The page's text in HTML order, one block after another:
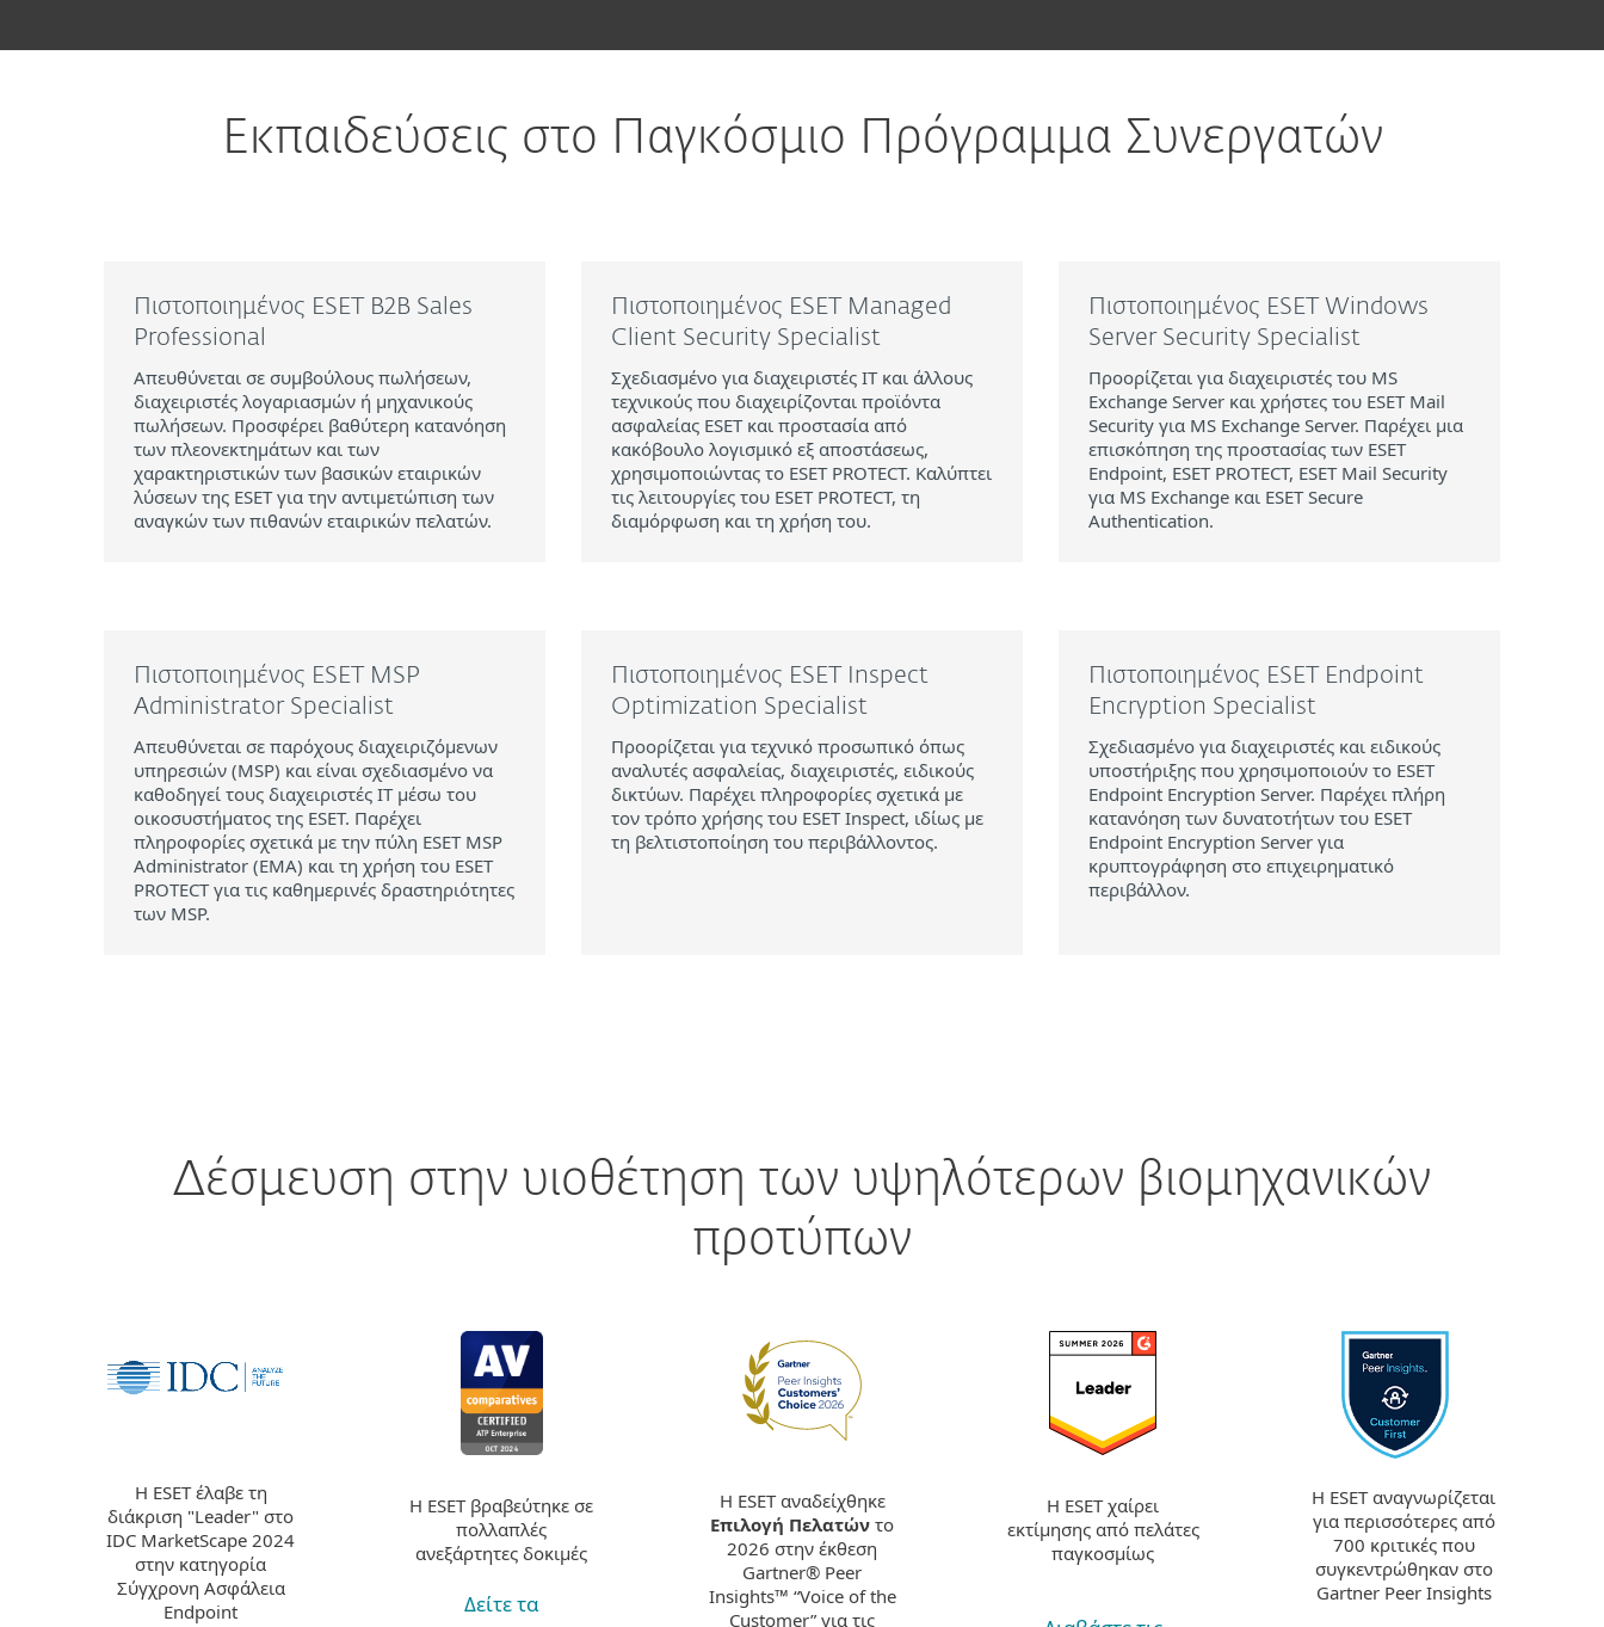
Εκπαιδεύσεις στο Παγκόσμιο Πρόγραμμα Συνεργατών
Πιστοποιημένος ESET B2B Sales
Professional
Απευθύνεται σε συμβούλους πωλήσεων,
διαχειριστές λογαριασμών ή μηχανικούς
πωλήσεων. Προσφέρει βαθύτερη κατανόηση
των πλεονεκτημάτων και των
χαρακτηριστικών των βασικών εταιρικών
λύσεων της ESET για την αντιμετώπιση των
αναγκών των πιθανών εταιρικών πελατών.
Πιστοποιημένος ESET Managed
Client Security Specialist
Σχεδιασμένο για διαχειριστές IT και άλλους
τεχνικούς που διαχειρίζονται προϊόντα
ασφαλείας ESET και προστασία από
κακόβουλο λογισμικό εξ αποστάσεως,
χρησιμοποιώντας το ESET PROTECT. Καλύπτει
τις λειτουργίες του ESET PROTECT, τη
διαμόρφωση και τη χρήση του.
Πιστοποιημένος ESET Windows
Server Security Specialist
Προορίζεται για διαχειριστές του MS
Exchange Server και χρήστες του ESET Mail
Security για MS Exchange Server. Παρέχει μια
επισκόπηση της προστασίας των ESET
Endpoint, ESET PROTECT, ESET Mail Security
για MS Exchange και ESET Secure
Authentication.
Πιστοποιημένος ESET MSP
Administrator Specialist
Απευθύνεται σε παρόχους διαχειριζόμενων
υπηρεσιών (MSP) και είναι σχεδιασμένο να
καθοδηγεί τους διαχειριστές IT μέσω του
οικοσυστήματος της ESET. Παρέχει
πληροφορίες σχετικά με την πύλη ESET MSP
Administrator (EMA) και τη χρήση του ESET
PROTECT για τις καθημερινές δραστηριότητες
των MSP.
Πιστοποιημένος ESET Inspect
Optimization Specialist
Προορίζεται για τεχνικό προσωπικό όπως
αναλυτές ασφαλείας, διαχειριστές, ειδικούς
δικτύων. Παρέχει πληροφορίες σχετικά με
τον τρόπο χρήσης του ESET Inspect, ιδίως με
τη βελτιστοποίηση του περιβάλλοντος.
Πιστοποιημένος ESET Endpoint
Encryption Specialist
Σχεδιασμένο για διαχειριστές και ειδικούς
υποστήριξης που χρησιμοποιούν το ESET
Endpoint Encryption Server. Παρέχει πλήρη
κατανόηση των δυνατοτήτων του ESET
Endpoint Encryption Server για
κρυπτογράφηση στο επιχειρηματικό
περιβάλλον.
Δέσμευση στην υιοθέτηση των υψηλότερων βιομηχανικών
προτύπων
Η ESET έλαβε τη
διάκριση "Leader" στο
IDC MarketScape 2024
στην κατηγορία
Σύγχρονη Ασφάλεια
Endpoint
Η ESET βραβεύτηκε σε
πολλαπλές
ανεξάρτητες δοκιμές
Δείτε τα
Η ESET αναδείχθηκε
Επιλογή Πελατών το
2026 στην έκθεση
Gartner® Peer
Insights™ “Voice of the
Customer” για τις
Η ESET χαίρει
εκτίμησης από πελάτες
παγκοσμίως
Η ESET αναγνωρίζεται
για περισσότερες από
700 κριτικές που
συγκεντρώθηκαν στο
Gartner Peer Insights